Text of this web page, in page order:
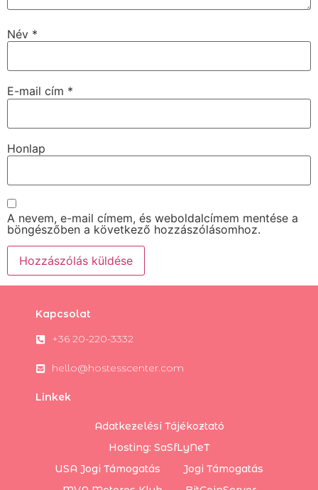
Név *
E-mail cím *
Honlap
A nevem, e-mail címem, és weboldalcímem mentése a
böngészőben a következő hozzászólásomhoz.
Kapcsolat
+36 20-220-3332
hello@hostesscenter.com
Linkek
Adatkezelési Tájékoztató
Hosting: SaSfLyNeT
USA Jogi Támogatás
Jogi Támogatás